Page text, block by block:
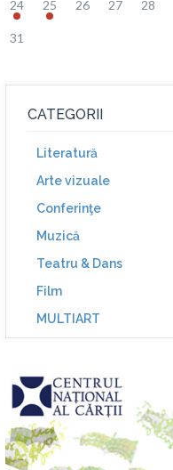
24 25 26 27 28
31
CATEGORII
Literatură
Arte vizuale
Conferinţe
Muzică
Teatru & Dans
Film
MULTIART